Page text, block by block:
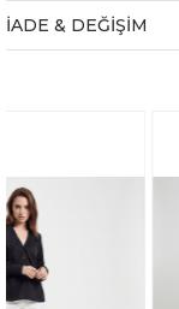
İADE & DEĞİŞİM